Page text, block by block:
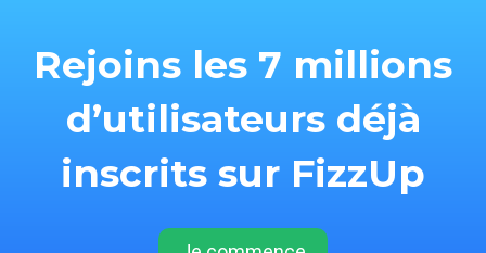
Rejoins les 7 millions
d’utilisateurs déjà
inscrits sur FizzUp